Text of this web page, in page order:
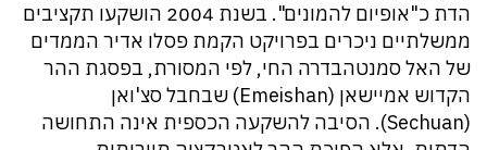
הדת כ"אופיום להמונים". בשנת 2004 הושקעו תקציבים
ממשלתיים ניכרים בפרויקט הקמת פסלו אדיר הממדים
של האל סמנטהבדרה החי, לפי המסורת, בפסגת ההר
הקדוש אמיישאן (Emeishan) שבחבל סצ'ואן
(Sechuan). הסיבה להשקעה הכספית אינה התחושה